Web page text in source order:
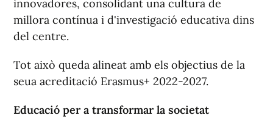
innovadores, consolidant una cultura de
millora contínua i d'investigació educativa dins
del centre.
Tot això queda alineat amb els objectius de la
seua acreditació Erasmus+ 2022-2027.
Educació per a transformar la societat